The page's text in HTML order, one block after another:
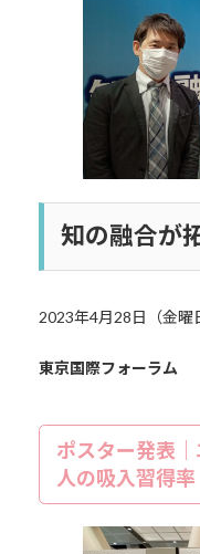
知の融合が
2023年4月28日（金曜
東京国際フォーラム
ポスター発表
人の吸入習得率